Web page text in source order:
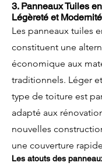
3. Panneaux Tuiles
Légèreté et Modernité
Les panneaux tuiles
constituent une
économique aux
traditionnels. Léger
type de toiture est
adapté aux
nouvelles
une couverture
Les atouts des